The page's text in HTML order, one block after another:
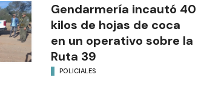
Gendarmería incautó 40
kilos de hojas de coca
en un operativo sobre la
Ruta 39
POLICIALES